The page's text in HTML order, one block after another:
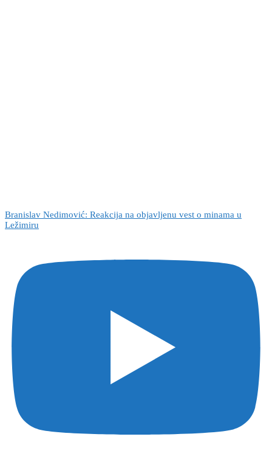
Branislav Nedimović: Reakcija na objavljenu vest o minama u
Ležimiru